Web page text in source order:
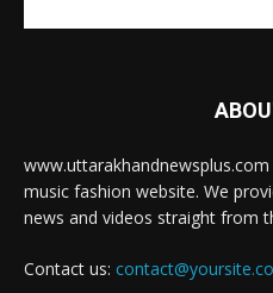
music fashion website. We
news and videos straight from
Contact us: